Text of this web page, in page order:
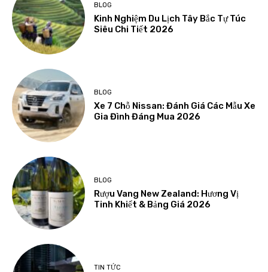
BLOG
Kinh Nghiệm Du Lịch Tây Bắc Tự Túc
Siêu Chi Tiết 2026
BLOG
Xe 7 Chỗ Nissan: Đánh Giá Các Mẫu Xe
Gia Đình Đáng Mua 2026
BLOG
Rượu Vang New Zealand: Hương Vị
Tinh Khiết & Bảng Giá 2026
TIN TỨC